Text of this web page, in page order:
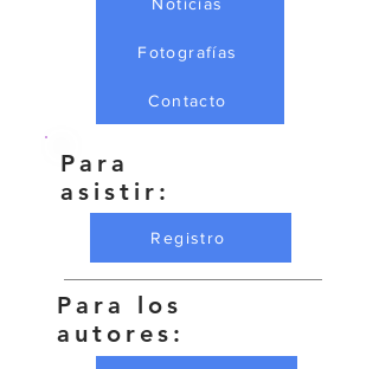
Fotografías
Contacto
Para
asistir:
Registro
Para los
autores: